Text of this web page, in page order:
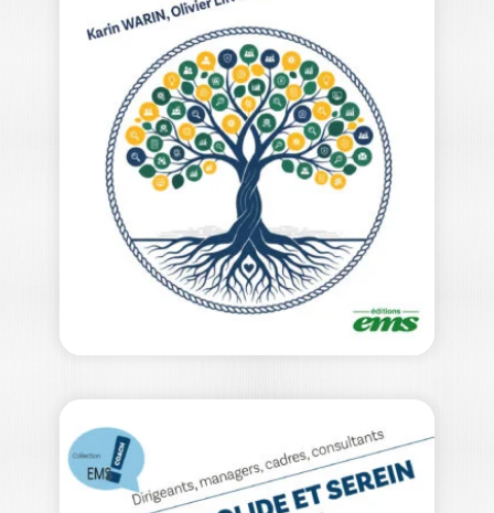
L’HUBRIS DES
DIRIGEANTS
ERHARD FRIEDBERG
« Avec L’hubris des dirigeants, Erhard
Friedberg ajoute un angle inédit à sa…
16,00